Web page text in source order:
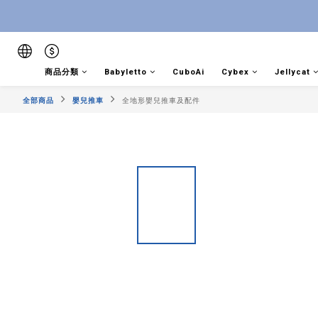
商品分類 Babyletto CuboAi Cybex Jellycat
全部商品 嬰兒推車 全地形嬰兒推車及配件